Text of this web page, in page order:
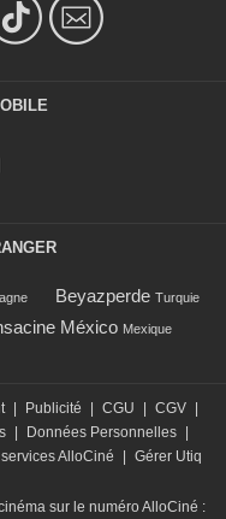
Beyazperde Turquie
México Mexique
| Publicité | CGU | CGV |
| Données Personnelles |
AlloCiné | Gérer Utiq
sur le numéro AlloCiné :